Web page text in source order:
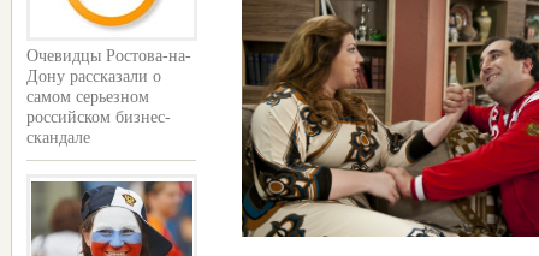
Очевидцы Ростова-на-
Дону рассказали о
самом серьезном
российском бизнес-
скандале